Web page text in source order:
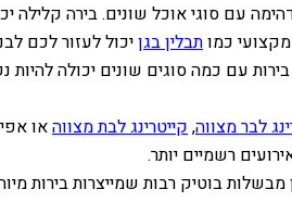
עם סוגי אוכל שונים. בירה
כמותבלין בגןיכול לעזור לכם
עם כמה סוגים שונים יכולה
לבר מצווה,קייטרינג לבת מצווהאו
רשמיים יותר.
בוטיק רבות שמייצרות בירות